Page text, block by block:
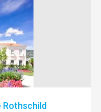
Rothschild